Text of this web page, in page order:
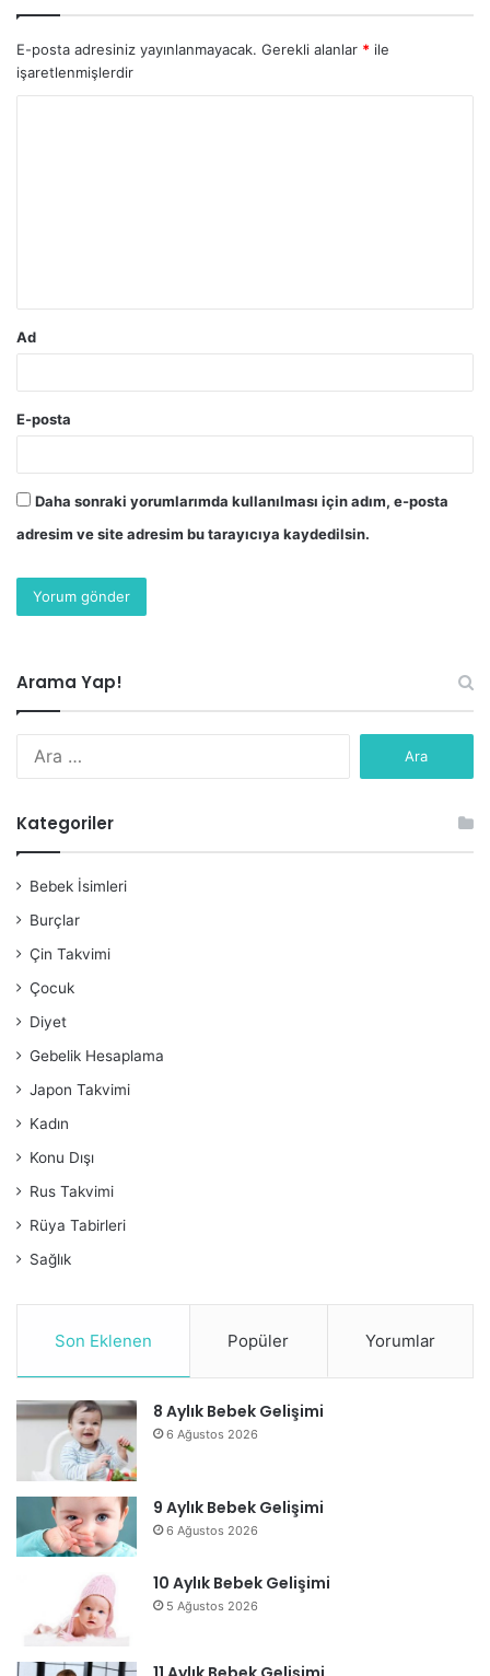
E-posta adresiniz yayınlanmayacak. Gerekli alanlar * ile
işaretlenmişlerdir
Ad
E-posta
Daha sonraki yorumlarımda kullanılması için adım, e-posta
adresim ve site adresim bu tarayıcıya kaydedilsin.
Arama Yap!
Kategoriler
Bebek İsimleri
Burçlar
Çin Takvimi
Çocuk
Diyet
Gebelik Hesaplama
Japon Takvimi
Kadın
Konu Dışı
Rus Takvimi
Rüya Tabirleri
Sağlık
Son Eklenen Popüler Yorumlar
8 Aylık Bebek Gelişimi
6 Ağustos 2026
9 Aylık Bebek Gelişimi
6 Ağustos 2026
10 Aylık Bebek Gelişimi
5 Ağustos 2026